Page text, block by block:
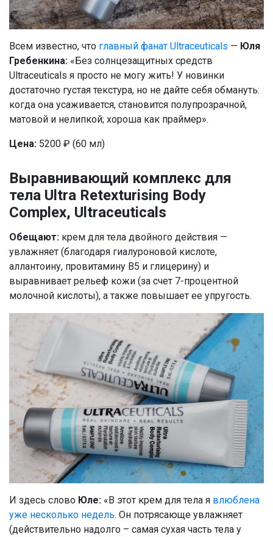
Всем известно, что главный фанат Ultraceuticals — Юля
Гребенкина: «Без солнцезащитных средств
Ultraceuticals я просто не могу жить! У новинки
достаточно густая текстура, но не дайте себя обмануть:
когда она усаживается, становится полупрозрачной,
матовой и нелипкой; хороша как праймер».
Цена: 5200 ₽ (60 мл)
Выравнивающий комплекс для
тела Ultra Retexturising Body
Complex, Ultraceuticals
Обещают: крем для тела двойного действия —
увлажняет (благодаря гиалуроновой кислоте,
аллантоину, провитамину B5 и глицерину) и
выравнивает рельеф кожи (за счет 7-процентной
молочной кислоты), а также повышает ее упругость.
И здесь слово Юле: «В этот крем для тела я влюблена
уже несколько недель. Он потрясающе увлажняет
(действительно надолго – самая сухая часть тела у